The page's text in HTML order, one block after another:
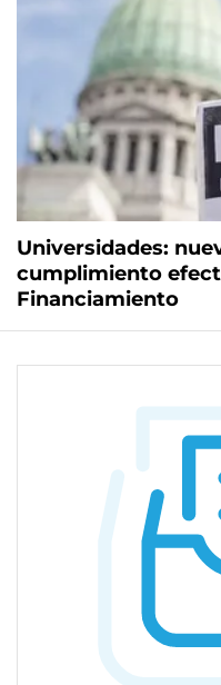
Universidades:
cumplimiento
Financiamiento